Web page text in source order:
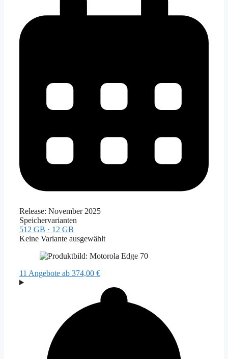
Release: November 2025
Speichervarianten
512 GB · 12 GB
Keine Variante ausgewählt
11 Angebote ab 374,00 €